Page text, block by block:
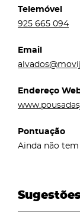
Telemóvel
925 665 094
Email
Endereço
Pontuação
Ainda não